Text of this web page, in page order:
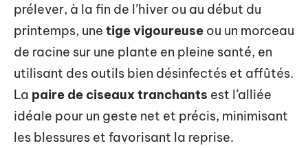
prélever, à la fin de l’hiver ou au début du
printemps, une tige vigoureuse ou un morceau
de racine sur une plante en pleine santé, en
utilisant des outils bien désinfectés et affûtés.
La paire de ciseaux tranchants est l’alliée
idéale pour un geste net et précis, minimisant
les blessures et favorisant la reprise.